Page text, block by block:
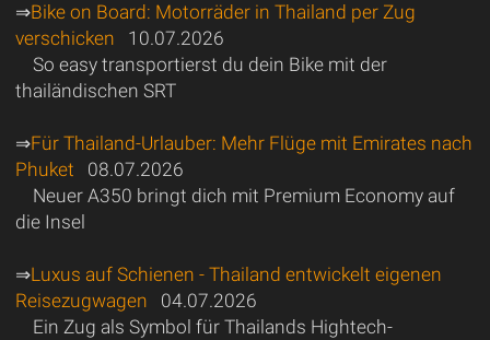
⇒Bike on Board: Motorräder in Thailand per Zug
verschicken 10.07.2026
So easy transportierst du dein Bike mit der
thailändischen SRT
⇒Für Thailand-Urlauber: Mehr Flüge mit Emirates nach
Phuket 08.07.2026
Neuer A350 bringt dich mit Premium Economy auf
die Insel
⇒Luxus auf Schienen - Thailand entwickelt eigenen
Reisezugwagen 04.07.2026
Ein Zug als Symbol für Thailands Hightech-